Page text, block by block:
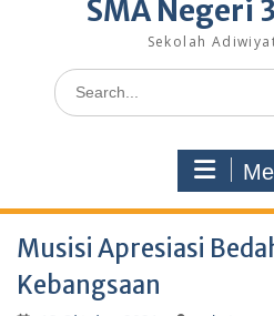
SMA Negeri
Sekolah
Search
for:
Musisi Apresiasi
Kebangsaan